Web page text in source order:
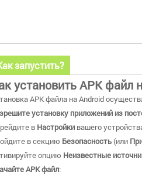
запустить?
установить APK файл
APK файла на Android
установку приложений из
в Настройки вашего
в секцию Безопасность (или
опцию Неизвестные
APK файл: